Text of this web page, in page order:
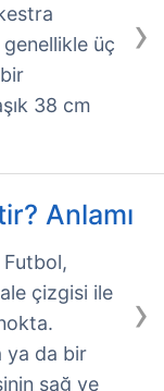
›
genellikle üç
38 cm
Anlamı
›
Futbol,
çizgisi ile
ya da bir
sağ ve